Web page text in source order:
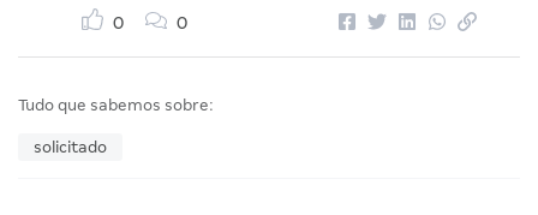
0 0
Tudo que sabemos sobre:
solicitado